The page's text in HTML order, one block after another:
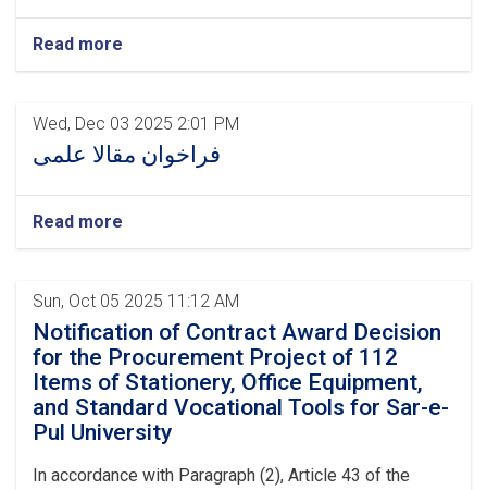
Read more
Wed, Dec 03 2025 2:01 PM
فراخوان مقالا علمی
Read more
Sun, Oct 05 2025 11:12 AM
Notification of Contract Award Decision
for the Procurement Project of 112
Items of Stationery, Office Equipment,
and Standard Vocational Tools for Sar-e-
Pul University
In accordance with Paragraph (2), Article 43 of the